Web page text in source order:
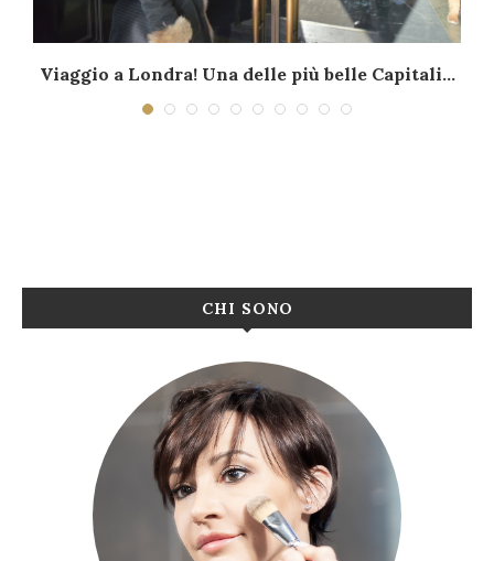
Viaggio a Londra! Una delle più belle Capitali...
CHI SONO